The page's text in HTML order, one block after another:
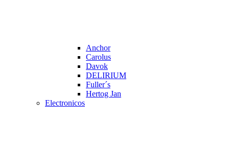
Anchor
Carolus
Davok
DELIRIUM
Fuller´s
Hertog Jan
Electronicos